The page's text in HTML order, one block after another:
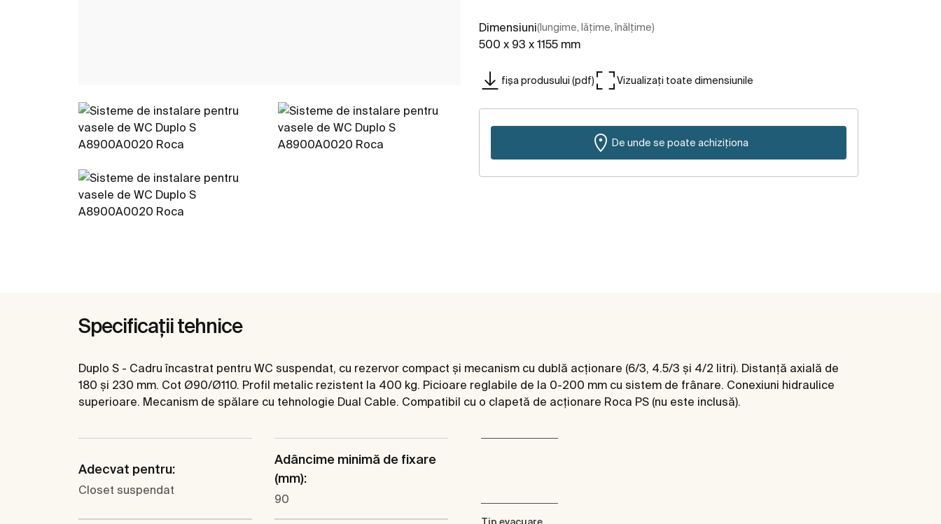
Dimensiuni(lungime, lățime, înălțime)
500 x 93 x 1155 mm
fișa produsului (pdf) Vizualizați toate dimensiunile
De unde se poate achiziționa
Specificații tehnice
Duplo S - Cadru încastrat pentru WC suspendat, cu rezervor compact și mecanism cu dublă acționare (6/3, 4.5/3 și 4/2 litri). Distanță axială de
180 și 230 mm. Cot Ø90/Ø110. Profil metalic rezistent la 400 kg. Picioare reglabile de la 0-200 mm cu sistem de frânare. Conexiuni hidraulice
superioare. Mecanism de spălare cu tehnologie Dual Cable. Compatibil cu o clapetă de acționare Roca PS (nu este inclusă).
Adecvat pentru:
Closet suspendat
Adâncime minimă de fixare
(mm):
90